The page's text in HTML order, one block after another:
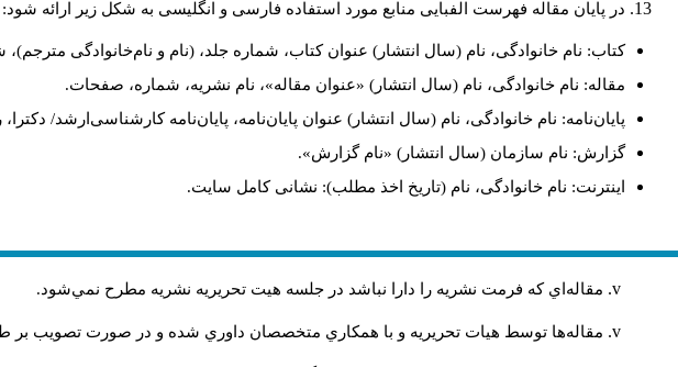
در پایان مقاله فهرست الفبایی منابع مورد استفاده فارسی و انگلیسی به شکل زیر ارائه شود:
کتاب: نام خانوادگی، نام (سال انتشار) عنوان کتاب، شماره جلد، (نام و نام‌خانوادگی
مقاله: نام خانوادگی، نام (سال انتشار) «عنوان مقاله»، نام نشریه، شماره، صفحات.
پایان‌نامه: نام خانوادگی، نام (سال انتشار) عنوان پایان‌نامه، پایان‌نامه کارشناسی‌ارشد/
گزارش: نام سازمان (سال انتشار) «نام گزارش».
اینترنت: نام خانوادگی، نام (تاریخ اخذ مطلب): نشانی کامل سایت.
مقاله‌اي كه فرمت نشريه را دارا نباشد در جلسه هيت تحريريه نشريه مطرح نمي‌شود.
مقاله‌ها توسط هیات تحريريه و با همکاري متخصصان داوري شده و در صورت تصويب بر